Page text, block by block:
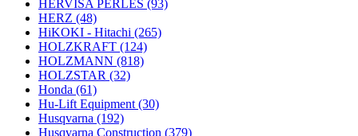
HERVISA PERLES (93)
HERZ (48)
HiKOKI - Hitachi (265)
HOLZKRAFT (124)
HOLZMANN (818)
HOLZSTAR (32)
Honda (61)
Hu-Lift Equipment (30)
Husqvarna (192)
Husqvarna Construction (379)